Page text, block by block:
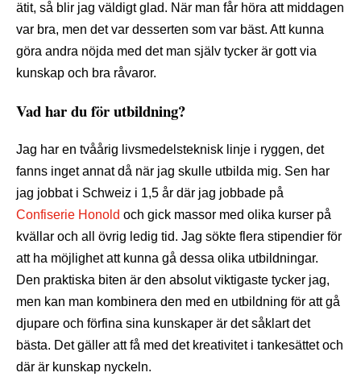
ätit, så blir jag väldigt glad. När man får höra att middagen
var bra, men det var desserten som var bäst. Att kunna
göra andra nöjda med det man själv tycker är gott via
kunskap och bra råvaror.
Vad har du för utbildning?
Jag har en tvåårig livsmedelsteknisk linje i ryggen, det
fanns inget annat då när jag skulle utbilda mig. Sen har
jag jobbat i Schweiz i 1,5 år där jag jobbade på
Confiserie Honold och gick massor med olika kurser på
kvällar och all övrig ledig tid. Jag sökte flera stipendier för
att ha möjlighet att kunna gå dessa olika utbildningar.
Den praktiska biten är den absolut viktigaste tycker jag,
men kan man kombinera den med en utbildning för att gå
djupare och förfina sina kunskaper är det såklart det
bästa. Det gäller att få med det kreativitet i tankesättet och
där är kunskap nyckeln.